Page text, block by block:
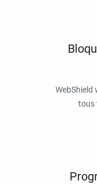
WebShield
tous